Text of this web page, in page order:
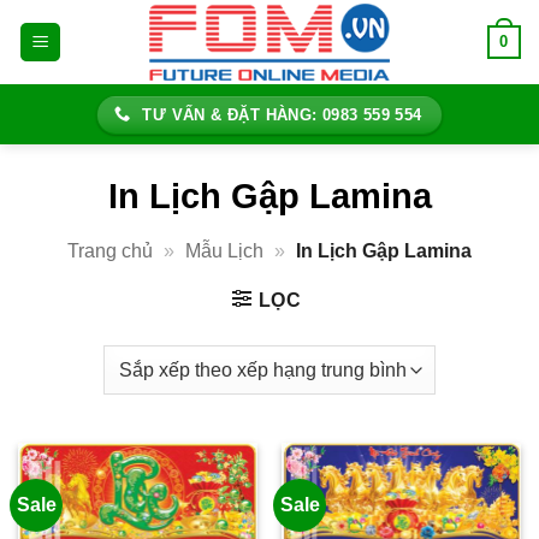
0
TƯ VẤN & ĐẶT HÀNG: 0983 559 554
In Lịch Gập Lamina
Trang chủ » Mẫu Lịch » In Lịch Gập Lamina
LỌC
Sale Sale